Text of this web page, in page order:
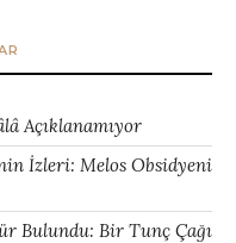
Açıklanamıyor
İzleri: Melos Obsidyeni
Bulundu: Bir Tunç Çağı